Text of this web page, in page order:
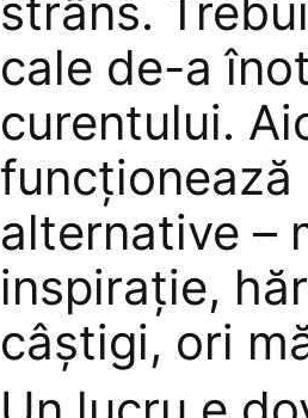
strâns.
cale de-a
curentului.
alternative –
inspiraţie,
câştigi, ori